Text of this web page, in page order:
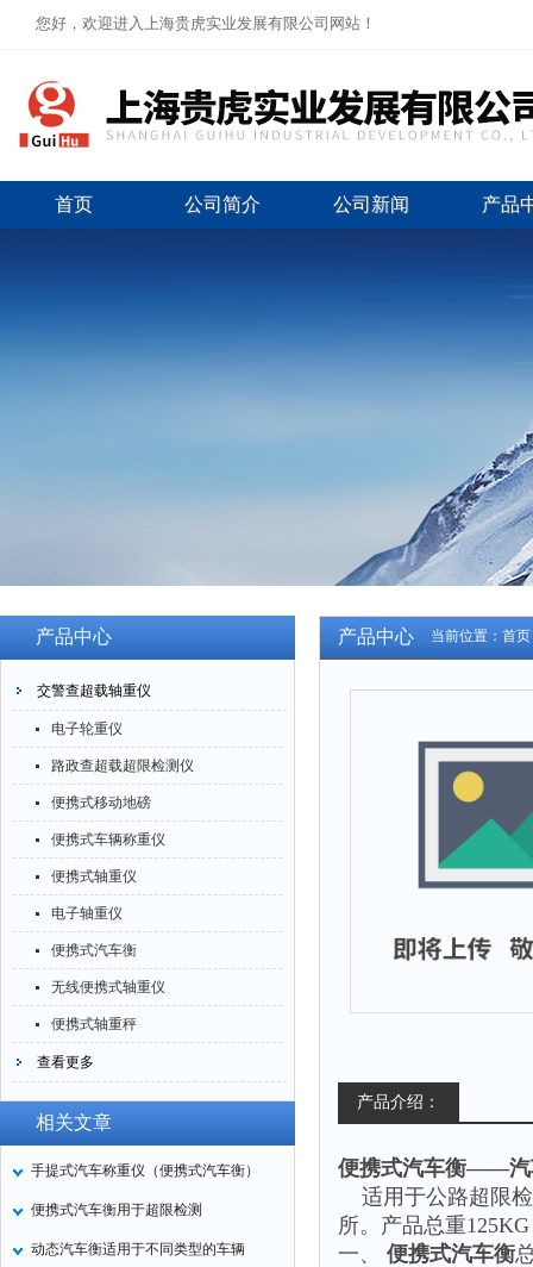
您好，欢迎进入上海贵虎实业发展有限公司网站！
首页 公司简介 公司新闻 产品
产品中心
交警查超载轴重仪
电子轮重仪
路政查超载超限检测仪
便携式移动地磅
便携式车辆称重仪
便携式轴重仪
电子轴重仪
便携式汽车衡
无线便携式轴重仪
便携式轴重秤
查看更多
相关文章
手提式汽车称重仪（便携式汽车衡）
便携式汽车衡用于超限检测
动态汽车衡适用于不同类型的车辆
当前位置： 首页
产品中心
产品介绍：
便携式汽车衡——汽
适用于公路超限检
所。产品总重
一、 便携式汽车衡